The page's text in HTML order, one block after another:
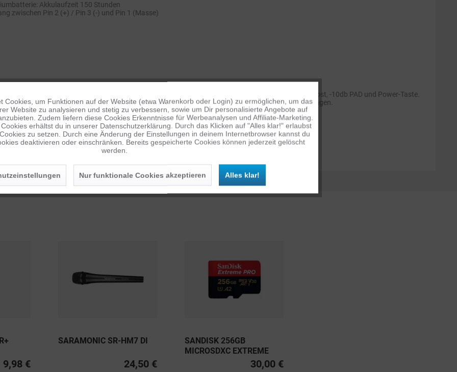
Akkulaufzeit 150 Stunden
zwischen Pin 2 (+) / Pin 3 (-) und Pin 1 (Masse)
eingebauter wiederaufladbarer Batterie, 150Hz Tieftonschalter, +6dB Hochfrequenz-Boost, -10db PAD und Power-Taste.
ENG, Filmproduktion, Feldaufzeichnungen, Sound Design und Broadcast-Anwendungen.
9,98 €
SARAMONIC SR-HM7 DI
24,50 €
SANDISK 256GB
MICROSDXC EXTREME
PRO UHS-I U3, CLASS 10
30,00 €
Aktiv
Inaktiv
Inaktiv
Inaktiv
Cookies, um Funktionen auf der Website (etwa Warenkorb oder Login) zu ermöglichen, um das
Website zu analysieren und stetig zu verbessern, sowie um Dir personalisierte Angebote auf
Zudem liefern diese Cookies Erkenntnisse für Werbeanalysen und Affiliate-Marketing.
erhältst du in unserer Datenschutzerklärung. Durch das Klicken auf "Alles klar!" erlaubst
zu setzen. Durch eine Änderung der Einstellungen in deinem Internetbrowser kannst du
deaktivieren oder einschränken. Bereits gespeicherte Cookies können jederzeit gelöscht
werden.
Nur funktionale Cookies akzeptieren Alles klar!